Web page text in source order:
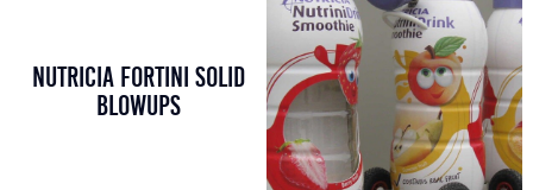
NUTRICIA FORTINI SOLID
BLOWUPS